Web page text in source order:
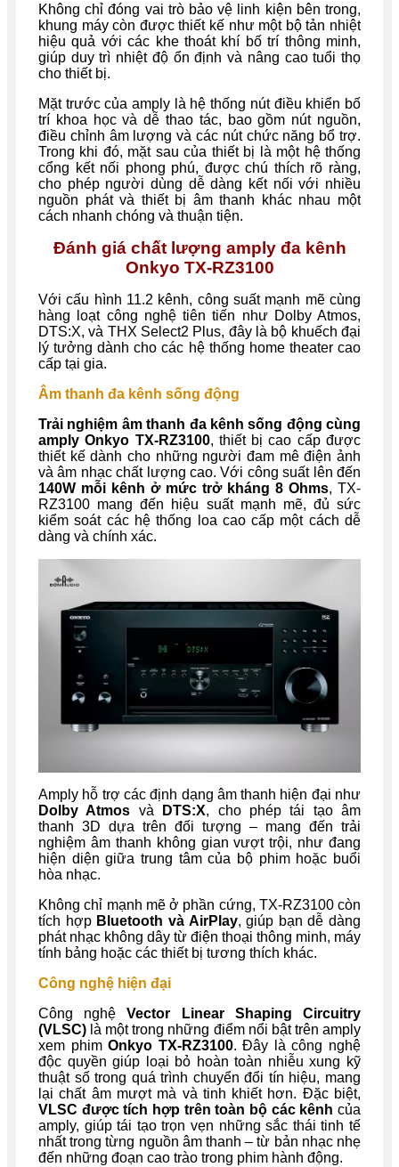
Không chỉ đóng vai trò bảo vệ linh kiện bên trong,
khung máy còn được thiết kế như một bộ tản nhiệt
hiệu quả với các khe thoát khí bố trí thông minh,
giúp duy trì nhiệt độ ổn định và nâng cao tuổi thọ
cho thiết bị.
Mặt trước của amply là hệ thống nút điều khiển bố
trí khoa học và dễ thao tác, bao gồm nút nguồn,
điều chỉnh âm lượng và các nút chức năng bổ trợ.
Trong khi đó, mặt sau của thiết bị là một hệ thống
cổng kết nối phong phú, được chú thích rõ ràng,
cho phép người dùng dễ dàng kết nối với nhiều
nguồn phát và thiết bị âm thanh khác nhau một
cách nhanh chóng và thuận tiện.
Đánh giá chất lượng amply đa kênh
Onkyo TX-RZ3100
Với cấu hình 11.2 kênh, công suất mạnh mẽ cùng
hàng loạt công nghệ tiên tiến như Dolby Atmos,
DTS:X, và THX Select2 Plus, đây là bộ khuếch đại
lý tưởng dành cho các hệ thống home theater cao
cấp tại gia.
Âm thanh đa kênh sống động
Trải nghiệm âm thanh đa kênh sống động cùng
amply Onkyo TX-RZ3100, thiết bị cao cấp được
thiết kế dành cho những người đam mê điện ảnh
và âm nhạc chất lượng cao. Với công suất lên đến
140W mỗi kênh ở mức trở kháng 8 Ohms, TX-
RZ3100 mang đến hiệu suất mạnh mẽ, đủ sức
kiểm soát các hệ thống loa cao cấp một cách dễ
dàng và chính xác.
Amply hỗ trợ các định dạng âm thanh hiện đại như
Dolby Atmos và DTS:X, cho phép tái tạo âm
thanh 3D dựa trên đối tượng – mang đến trải
nghiệm âm thanh không gian vượt trội, như đang
hiện diện giữa trung tâm của bộ phim hoặc buổi
hòa nhạc.
Không chỉ mạnh mẽ ở phần cứng, TX-RZ3100 còn
tích hợp Bluetooth và AirPlay, giúp bạn dễ dàng
phát nhạc không dây từ điện thoại thông minh, máy
tính bảng hoặc các thiết bị tương thích khác.
Công nghệ hiện đại
Công nghệVector Linear Shaping Circuitry
(VLSC) là một trong những điểm nổi bật trên amply
xem phimOnkyo TX-RZ3100. Đây là công nghệ
độc quyền giúp loại bỏ hoàn toàn nhiễu xung kỹ
thuật số trong quá trình chuyển đổi tín hiệu, mang
lại chất âm mượt mà và tinh khiết hơn. Đặc biệt,
VLSC được tích hợp trên toàn bộ các kênh của
amply, giúp tái tạo trọn vẹn những sắc thái tinh tế
nhất trong từng nguồn âm thanh – từ bản nhạc nhẹ
đến những đoạn cao trào trong phim hành động.